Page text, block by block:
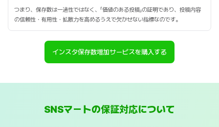
つまり、保存数は一過性ではなく、「価値のある投稿」の証明であり、投稿内容
の信頼性・有用性・拡散力を高めるうえで欠かせない指標なのです。
インスタ保存数増加サービスを購入する
SNSマートの保証対応について